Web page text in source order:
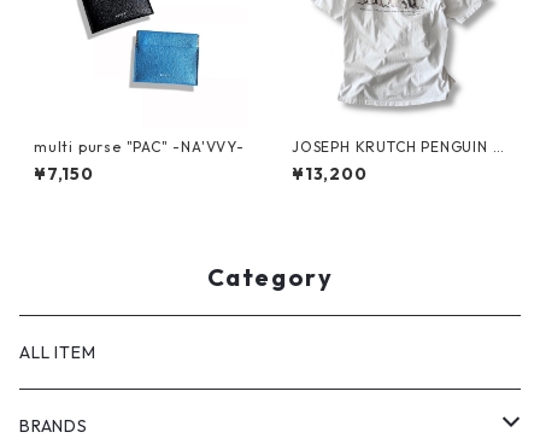
multi purse "PAC" -NA'VVY-
¥7,150
JOSEPH KRUTCH PENGUIN T
ee by Jim Morris
¥13,200
Category
ALL ITEM
BRANDS